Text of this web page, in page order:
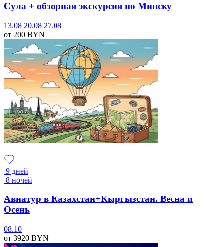
Сула + обзорная экскурсия по Минску
13.08 20.08 27.08
от 200 BYN
9 дней
8 ночей
Авиатур в Казахстан+Кыргызстан. Весна и
Осень
08.10
от 3920 BYN